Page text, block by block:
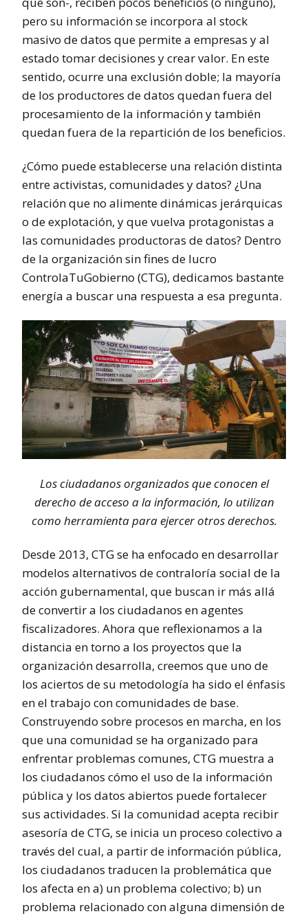
pero su información se incorpora al stock
masivo de datos que permite a empresas y al
estado tomar decisiones y crear valor. En este
sentido, ocurre una exclusión doble; la mayoría
de los productores de datos quedan fuera del
procesamiento de la información y también
quedan fuera de la repartición de los beneficios.
¿Cómo puede establecerse una relación distinta
entre activistas, comunidades y datos? ¿Una
relación que no alimente dinámicas jerárquicas
o de explotación, y que vuelva protagonistas a
las comunidades productoras de datos? Dentro
de la organización sin fines de lucro
ControlaTuGobierno (CTG), dedicamos bastante
energía a buscar una respuesta a esa pregunta.
Los ciudadanos organizados que conocen el
derecho de acceso a la información, lo utilizan
como herramienta para ejercer otros derechos.
Desde 2013, CTG se ha enfocado en desarrollar
modelos alternativos de contraloría social de la
acción gubernamental, que buscan ir más allá
de convertir a los ciudadanos en agentes
fiscalizadores. Ahora que reflexionamos a la
distancia en torno a los proyectos que la
organización desarrolla, creemos que uno de
los aciertos de su metodología ha sido el énfasis
en el trabajo con comunidades de base.
Construyendo sobre procesos en marcha, en los
que una comunidad se ha organizado para
enfrentar problemas comunes, CTG muestra a
los ciudadanos cómo el uso de la información
pública y los datos abiertos puede fortalecer
sus actividades. Si la comunidad acepta recibir
asesoría de CTG, se inicia un proceso colectivo a
través del cual, a partir de información pública,
los ciudadanos traducen la problemática que
los afecta en a) un problema colectivo; b) un
problema relacionado con alguna dimensión de